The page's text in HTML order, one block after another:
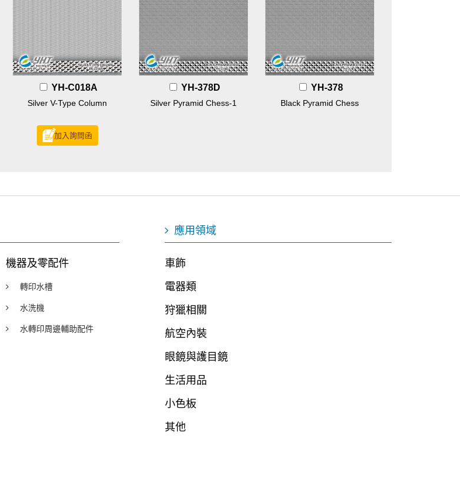
YH-C018A
Silver V-Type Column
YH-378D
Silver Pyramid Chess-1
YH-378
Black Pyramid Chess
加入詢問函
機器及零配件
轉印水槽
水洗機
水轉印周邊輔助配件
應用領域
車飾
電器類
狩獵相關
航空內裝
眼鏡與護目鏡
生活用品
小色板
其他